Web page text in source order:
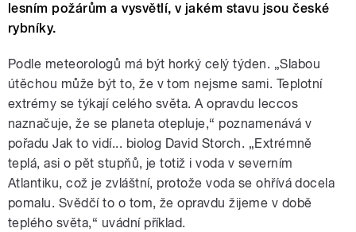
lesním požárům a vysvětlí, v jakém stavu jsou české
rybníky.
Podle meteorologů má být horký celý týden. „Slabou
útěchou může být to, že v tom nejsme sami. Teplotní
extrémy se týkají celého světa. A opravdu leccos
naznačuje, že se planeta otepluje,“ poznamenává v
pořadu Jak to vidí... biolog David Storch. „Extrémně
teplá, asi o pět stupňů, je totiž i voda v severním
Atlantiku, což je zvláštní, protože voda se ohřívá docela
pomalu. Svědčí to o tom, že opravdu žijeme v době
teplého světa,“ uvádní příklad.